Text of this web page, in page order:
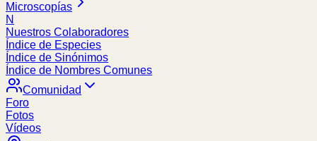
Microscopías
N
Nuestros Colaboradores
Índice de Especies
Índice de Sinónimos
Índice de Nombres Comunes
Comunidad
Foro
Fotos
Vídeos